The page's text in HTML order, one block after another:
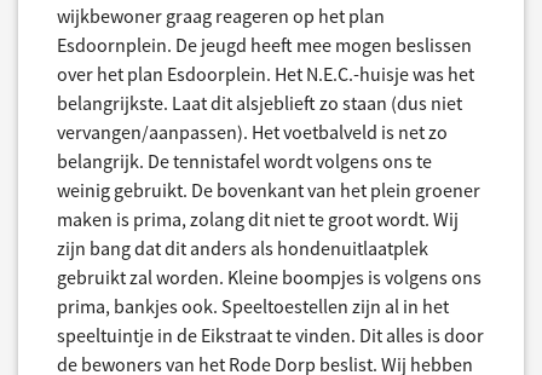
wijkbewoner graag reageren op het plan
Esdoornplein. De jeugd heeft mee mogen beslissen
over het plan Esdoorplein. Het N.E.C.-huisje was het
belangrijkste. Laat dit alsjeblieft zo staan (dus niet
vervangen/aanpassen). Het voetbalveld is net zo
belangrijk. De tennistafel wordt volgens ons te
weinig gebruikt. De bovenkant van het plein groener
maken is prima, zolang dit niet te groot wordt. Wij
zijn bang dat dit anders als hondenuitlaatplek
gebruikt zal worden. Kleine boompjes is volgens ons
prima, bankjes ook. Speeltoestellen zijn al in het
speeltuintje in de Eikstraat te vinden. Dit alles is door
de bewoners van het Rode Dorp beslist. Wij hebben